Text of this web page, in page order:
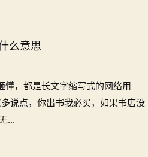
么意思
懂，都是长文字缩写式的网络用
说点，你出书我必买，如果书店没
...